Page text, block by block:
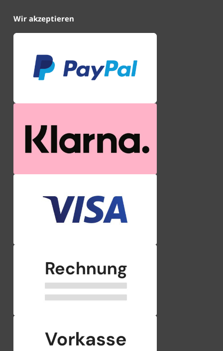
Wir akzeptieren